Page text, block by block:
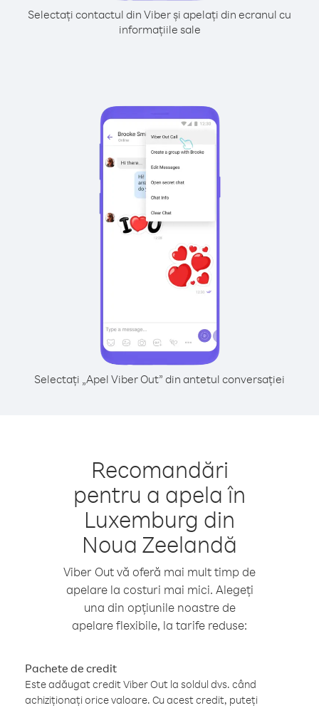
Selectați contactul din Viber și apelați din ecranul cu
informațiile sale
Selectați „Apel Viber Out” din antetul conversației
Recomandări
pentru a apela în
Luxemburg din
Noua Zeelandă
Viber Out vă oferă mai mult timp de
apelare la costuri mai mici. Alegeți
una din opțiunile noastre de
apelare flexibile, la tarife reduse:
Pachete de credit
Este adăugat credit Viber Out la soldul dvs. când
achiziționați orice valoare. Cu acest credit, puteți